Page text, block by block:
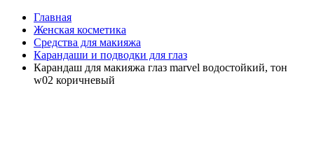
Главная
Женская косметика
Средства для макияжа
Карандаши и подводки для глаз
Карандаш для макияжа глаз marvel водостойкий, тон
w02 коричневый